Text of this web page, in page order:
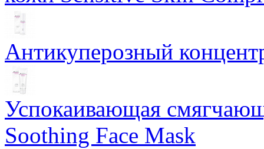
Антикуперозный
Успокаивающая
Soothing Face Mask